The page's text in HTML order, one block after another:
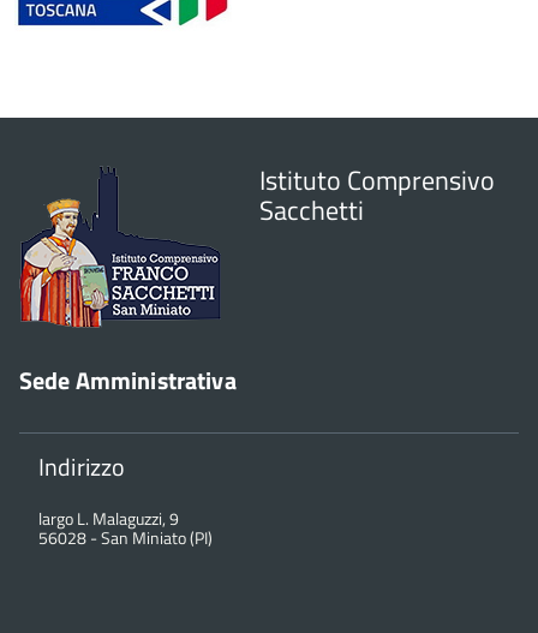
Istituto Comprensivo
Sacchetti
Sede Amministrativa
Indirizzo
largo L. Malaguzzi, 9
56028-San Miniato (PI)